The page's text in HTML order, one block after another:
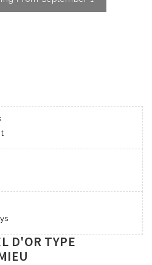
D'OR TYPE